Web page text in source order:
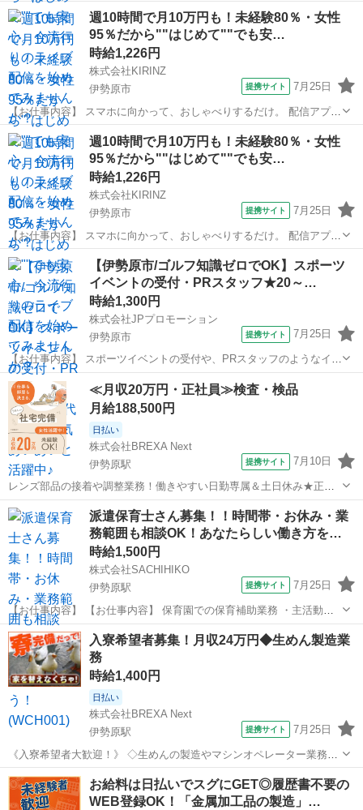
（17LIVE／Pococha／IRIAM など）でライブ配信するお仕事です。
——————————— 配信内容はぜんぶ自由
——————————— ・今日...
神奈川 伊勢原市 イベントスタッフ
週10時間で月10万円も！未経験80％・女性
95％だから""はじめて""でも安…
時給1,226円
株式会社KIRINZ
伊勢原市
提携サイト 7月25日
【お仕事内容】 スマホに向かって、おしゃべりするだけ。 配信アプリ
（17LIVE／Pococha／IRIAM など）でライブ配信するお仕事です。
——————————— 配信内容はぜんぶ自由
——————————— ・今日...
神奈川 伊勢原市 イベントスタッフ
週10時間で月10万円も！未経験80％・女性
95％だから""はじめて""でも安…
時給1,226円
株式会社KIRINZ
伊勢原市
提携サイト 7月25日
【お仕事内容】 スマホに向かって、おしゃべりするだけ。 配信アプリ
（17LIVE／Pococha／IRIAM など）でライブ配信するお仕事です。
——————————— 配信内容はぜんぶ自由
——————————— ・今日...
神奈川 伊勢原市 イベントスタッフ
【伊勢原市/ゴルフ知識ゼロでOK】スポーツ
イベントの受付・PRスタッフ★20～…
時給1,300円
株式会社JPプロモーション
伊勢原市
提携サイト 7月25日
【お仕事内容】 スポーツイベントの受付や、PRスタッフのようなイメ
ージです！ 重いものを運んだり、コースを走り回るような力仕事は一
切ありません。 アパレルやカフェなどでの接客経験がある方は、その
笑顔を活かせます♪ 【お仕事...
神奈川 伊勢原市 その他
≪月収20万円・正社員≫検査・検品
月給188,500円
日払い
株式会社BREXA Next
伊勢原駅
提携サイト 7月10日
レンズ部品の接着や調整業務！働きやすい日勤専属＆土日休み★正社
員募集！業績賞与＆昇給あり！備品付きワンルーム寮完備★赴任旅費
会社負担◎選考・見学時の交通費支給あり！未経験活躍中！《神奈川
県伊勢原市》 人気の工場のお仕事 ◇...
神奈川 伊勢原市 伊勢原駅 その他
派遣保育士さん募集！！時間帯・お休み・業
務範囲も相談OK！あなたらしい働き方を…
時給1,500円
株式会社SACHIHIKO
伊勢原駅
提携サイト 7月25日
【お仕事内容】 【お仕事内容】 保育園での保育補助業務 ・主活動の
サポート(散歩、手遊び、読み聞かせ等) ・給食、おやつ等の介助 ・午
睡チェック ・清掃、消毒等の衛生管理 ◆保育補助とは… ・遊びの見
守り ・園児の身の回り...
神奈川 伊勢原市 伊勢原駅 保育士
入寮希望者募集！月収24万円◆生めん製造業
務
時給1,400円
日払い
株式会社BREXA Next
伊勢原駅
提携サイト 7月25日
《入寮希望者大歓迎！》 ◇生めんの製造やマシンオペレーター業務◇
＊大手食品メーカーでのオシゴト＊ ・焼きそば・ラーメン・うどん等
の1食ずつに包装された製品を 3食用に二次包装したり、2食用に二次
包装したりする作業 《こ...
神奈川 伊勢原市 伊勢原駅
お給料は日払いでスグにGET◎履歴書不要の
WEB登録OK！「金属加工品の製造」…